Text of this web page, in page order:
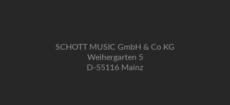
SCHOTT MUSIC GmbH & Co KG
Weihergarten 5
D-55116 Mainz